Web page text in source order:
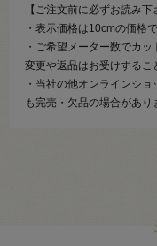
【ご注文前に必ずお読み下
・表示価格は10cmの価格で
・ご希望メーター数でカ
変更や返品はお受けするこ
・当社の他オンラインシ
も完売・欠品の場合があり